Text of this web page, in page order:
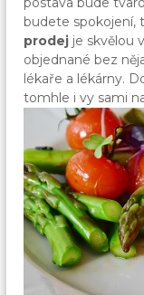
budete spokojení,
prodej je skvělou
objednané bez
lékaře a lékárny.
tomhle i vy sami